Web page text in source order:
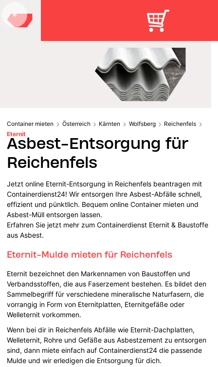
Container mieten Österreich Kärnten Wolfsberg
Reichenfels
Eternit
Asbest-Entsorgung für
Reichenfels
Jetzt online Eternit-Entsorgung in Reichenfels beantragen mit
Containerdienst24! Wir entsorgen Ihre Asbest-Abfälle schnell,
effizient und pünktlich. Bequem online Container mieten und
Asbest-Müll entsorgen lassen.
Erfahren Sie jetzt mehr zum Containerdienst Eternit & Baustoffe
aus Asbest.
Eternit-Mulde mieten für Reichenfels
Eternit bezeichnet den Markennamen von Baustoffen und
Verbandsstoffen, die aus Faserzement bestehen. Es bildet den
Sammelbegriff für verschiedene mineralische Naturfasern, die
vorrangig in Form von Eternitplatten, Eternitgefäße oder
Welleternit vorkommen.
Wenn bei dir in Reichenfels Abfälle wie Eternit-Dachplatten,
Welleternit, Rohre und Gefäße aus Asbestzement zu entsorgen
sind, dann miete einfach auf Containerdienst24 die passende
Mulde und wir erledigen die Entsorgung für dich.